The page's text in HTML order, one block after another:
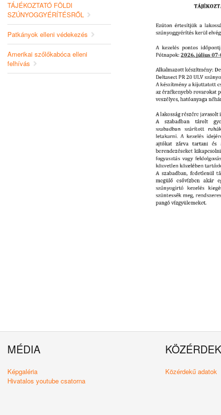
TÁJÉKOZTATÓ FÖLDI
SZÚNYOGGYÉRÍTÉSRŐL
Patkányok elleni védekezés
Amerikai szőlőkabóca elleni
felhívás
MÉDIA
Képgaléria
Hivatalos youtube csatorna
Közérdekű adatok